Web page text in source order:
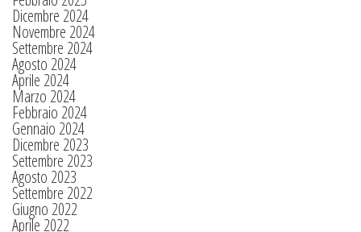
Dicembre 2024
Novembre 2024
Settembre 2024
Agosto 2024
Aprile 2024
Marzo 2024
Febbraio 2024
Gennaio 2024
Dicembre 2023
Settembre 2023
Agosto 2023
Settembre 2022
Giugno 2022
Aprile 2022